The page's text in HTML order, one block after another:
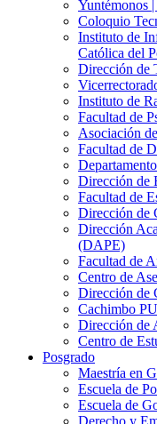
Yuntémonos
Coloquio
Instituto de
Católica del
Dirección de
Instituto de
Facultad de
Asociación
Facultad de
Dirección de
Facultad de
Dirección de
Dirección
(DAPE)
Facultad de
Centro de
Dirección de
Cachimbo
Dirección de
Centro de
Posgrado
Maestría en
Escuela de
Escuela de
Derecho y